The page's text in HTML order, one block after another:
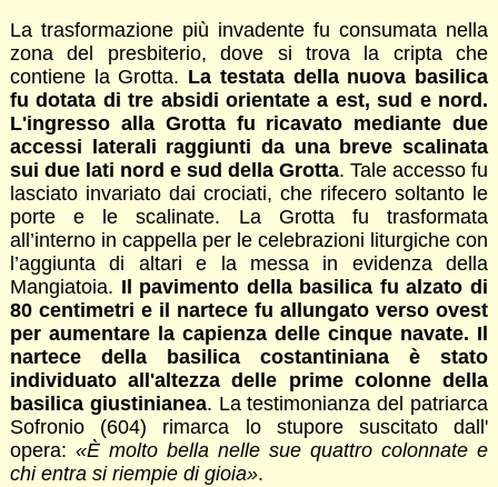
La trasformazione più invadente fu consumata nella
zona del presbiterio, dove si trova la cripta che
contiene la Grotta. La testata della nuova basilica
fu dotata di tre absidi orientate a est, sud e nord.
L'ingresso alla Grotta fu ricavato mediante due
accessi laterali raggiunti da una breve scalinata
sui due lati nord e sud della Grotta. Tale accesso fu
lasciato invariato dai crociati, che rifecero soltanto le
porte e le scalinate. La Grotta fu trasformata
all’interno in cappella per le celebrazioni liturgiche con
l’aggiunta di altari e la messa in evidenza della
Mangiatoia. Il pavimento della basilica fu alzato di
80 centimetri e il nartece fu allungato verso ovest
per aumentare la capienza delle cinque navate. Il
nartece della basilica costantiniana è stato
individuato all'altezza delle prime colonne della
basilica giustinianea. La testimonianza del patriarca
Sofronio (604) rimarca lo stupore suscitato dall'
opera: «È molto bella nelle sue quattro colonnate e
chi entra si riempie di gioia».